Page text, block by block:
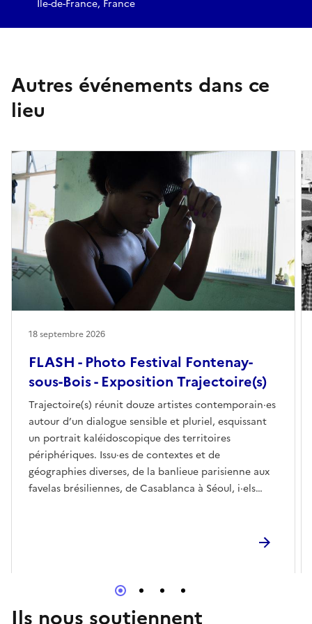
Île-de-France, France
Autres événements dans ce
lieu
FLASH - Photo Festival Fontenay-
sous-Bois - Exposition Trajectoire(s)
Trajectoire(s) réunit douze artistes contemporain·es
autour d’un dialogue sensible et pluriel, esquissant
un portrait kaléidoscopique des territoires
périphériques. Issu·es de contextes et de
géographies diverses, de la banlieue parisienne aux
favelas brésiliennes, de Casablanca à Séoul, i·els
livre d’artiste, les œuvres interrogent les formes de
reconnaissance et mise à l’écart, mémoire et
18 septembre 2026
Ils nous soutiennent